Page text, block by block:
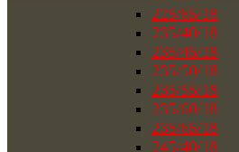
225/65/18
235/40/18
235/45/18
235/50/18
235/55/18
235/60/18
235/65/18
245/40/18